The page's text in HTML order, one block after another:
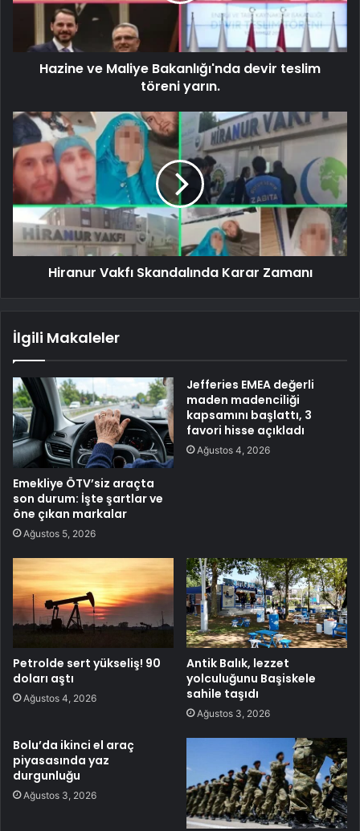
Hazine ve Maliye Bakanlığı'nda devir teslim
töreni yarın.
Hiranur Vakfı Skandalında Karar Zamanı
İlgili Makaleler
Emekliye ÖTV’siz araçta
son durum: İşte şartlar ve
öne çıkan markalar
Ağustos 5, 2026
Jefferies EMEA değerli
maden madenciliği
kapsamını başlattı, 3
favori hisse açıkladı
Ağustos 4, 2026
Petrolde sert yükseliş! 90
doları aştı
Ağustos 4, 2026
Antik Balık, lezzet
yolculuğunu Başiskele
sahile taşıdı
Ağustos 3, 2026
Bolu’da ikinci el araç
piyasasında yaz
durgunluğu
Ağustos 3, 2026